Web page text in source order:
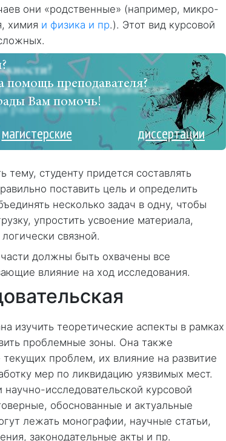
они «родственные» (например, микро-
химия и физика и пр.). Этот вид курсовой
помощь преподавателя?
Вам помочь!
магистерские диссертации
студенту придется составлять
поставить цель и определить
несколько задач в одну, чтобы
упростить усвоение материала,
логически связной.
должны быть охвачены все
влияние на ход исследования.
изучить теоретические аспекты в рамках
проблемные зоны. Она также
проблем, их влияние на развитие
мер по ликвидацию уязвимых мест.
исследовательской курсовой
обоснованные и актуальные
лежать монографии, научные статьи,
законодательные акты и пр.